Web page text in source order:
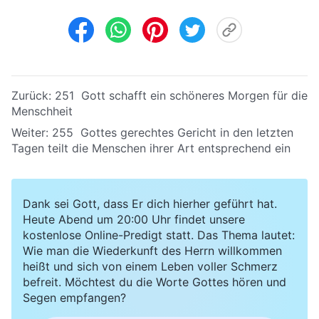
Zurück: 251 Gott schafft ein schöneres Morgen für die
Menschheit
Weiter: 255 Gottes gerechtes Gericht in den letzten
Tagen teilt die Menschen ihrer Art entsprechend ein
Dank sei Gott, dass Er dich hierher geführt hat.
Heute Abend um 20:00 Uhr findet unsere
kostenlose Online-Predigt statt. Das Thema lautet:
Wie man die Wiederkunft des Herrn willkommen
heißt und sich von einem Leben voller Schmerz
befreit. Möchtest du die Worte Gottes hören und
Segen empfangen?